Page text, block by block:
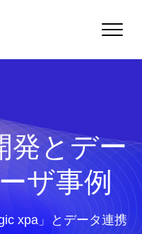
Toggle
発とデー
ザ事例
xpa」とデータ連携